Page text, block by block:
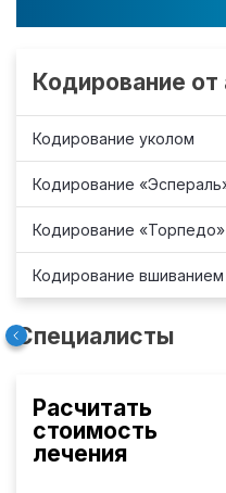
Кодирование от
Кодирование уколом
Кодирование
Кодирование «Торпедо»
Кодирование вшиванием
Специалисты
Расчитать
стоимость
лечения